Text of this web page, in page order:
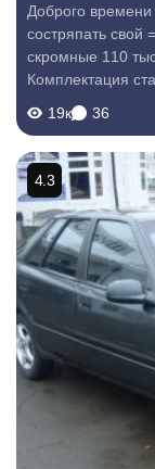
Доброго
состряпать свой
скромные 110
Комплектация
кондиционер,
ВАЗ 21099. =)
19к 36
4.3